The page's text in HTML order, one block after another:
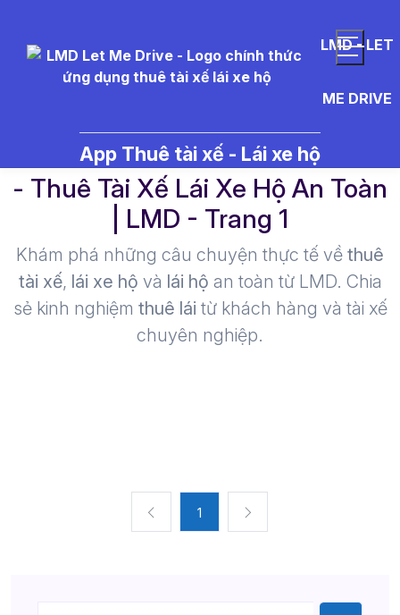
LMD - LET
ME DRIVE
App Thuê tài xế - Lái xe hộ
- Thuê Tài Xế Lái Xe Hộ An Toàn
| LMD - Trang 1​
Khám phá những câu chuyện thực tế về thuê
tài xế, lái xe hộ và lái hộ an toàn từ LMD. Chia
sẻ kinh nghiệm thuê lái từ khách hàng và tài xế
chuyên nghiệp.
1